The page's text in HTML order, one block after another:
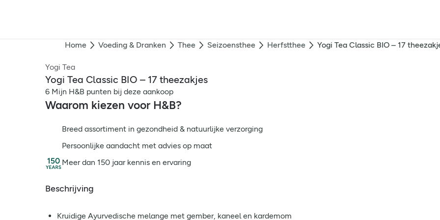
Home Voeding & Dranken Thee Seizoensthee Herfstthee Yogi Tea Classic BIO – 17
Yogi Tea
Yogi Tea Classic BIO – 17 theezakjes
6 Mijn H&B punten bij deze aankoop
Waarom kiezen voor H&B?
Breed assortiment in gezondheid & natuurlijke verzorging
Persoonlijke aandacht met advies op maat
Meer dan 150 jaar kennis en ervaring
Beschrijving
Kruidige Ayurvedische melange met gember, kaneel en kardemom